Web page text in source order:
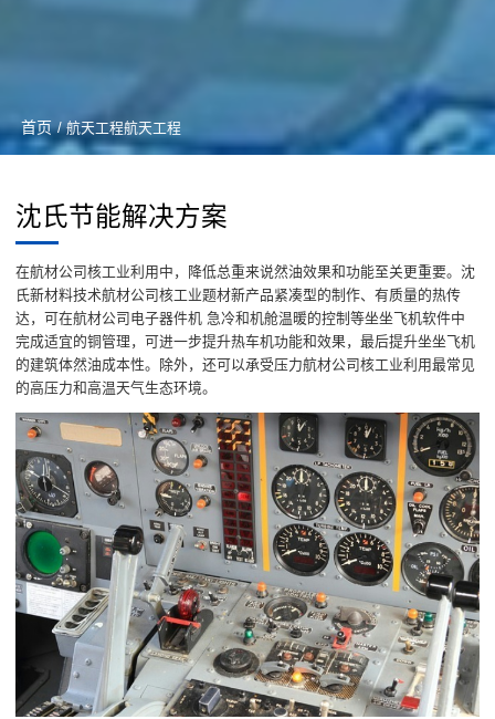
首页 / 航天工程航天工程
沈氏节能解决方案
在航材公司核工业利用中，降低总重来说然油效果和功能至关更重要。沈
氏新材料技术航材公司核工业题材新产品紧凑型的制作、有质量的热传
达，可在航材公司电子器件机 急冷和机舱温暖的控制等坐坐飞机软件中
完成适宜的铜管理，可进一步提升热车机功能和效果，最后提升坐坐飞机
的建筑体然油成本性。除外，还可以承受压力航材公司核工业利用最常见
的高压力和高温天气生态环境。